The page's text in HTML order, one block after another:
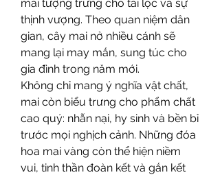
mai tượng trưng cho tài lộc và sự
thịnh vượng. Theo quan niệm dân
gian, cây mai nở nhiều cánh sẽ
mang lại may mắn, sung túc cho
gia đình trong năm mới.
Không chỉ mang ý nghĩa vật chất,
mai còn biểu trưng cho phẩm chất
cao quý: nhẫn nại, hy sinh và bền bỉ
trước mọi nghịch cảnh. Những đóa
hoa mai vàng còn thể hiện niềm
vui, tinh thần đoàn kết và gắn kết